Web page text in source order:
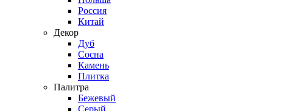
Россия
Китай
Декор
Дуб
Сосна
Камень
Плитка
Палитра
Бежевый
Серый